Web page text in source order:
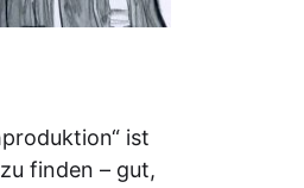
ist
finden – gut,